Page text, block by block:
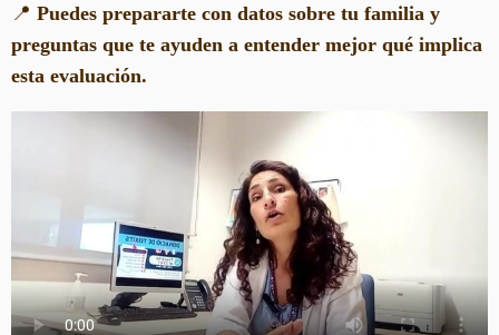
📍 Puedes prepararte con datos sobre tu familia y
preguntas que te ayuden a entender mejor qué implica
esta evaluación.